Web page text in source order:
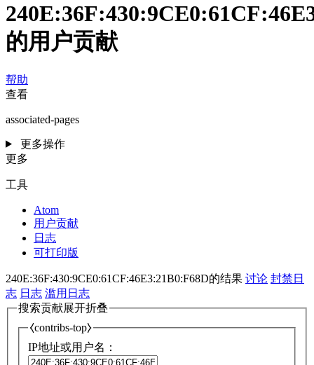
的用户贡献
帮助
查看
associated-pages
更多操作
更多
工具
Atom
用户贡献
日志
可打印版
240E:36F:430:9CE0:61CF:46E3:21B0:F68D的结果 讨论 封禁日
志 日志 滥用日志
搜索贡献展开折叠
⧼contribs-top⧽
IP地址或用户名：